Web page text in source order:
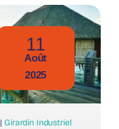
11
Août
2025
Girardin Industriel